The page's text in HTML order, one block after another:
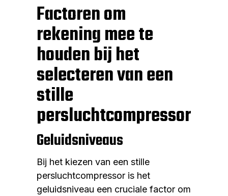
Factoren om
rekening mee te
houden bij het
selecteren van een
stille
persluchtcompressor
Geluidsniveaus
Bij het kiezen van een stille
persluchtcompressor is het
geluidsniveau een cruciale factor om